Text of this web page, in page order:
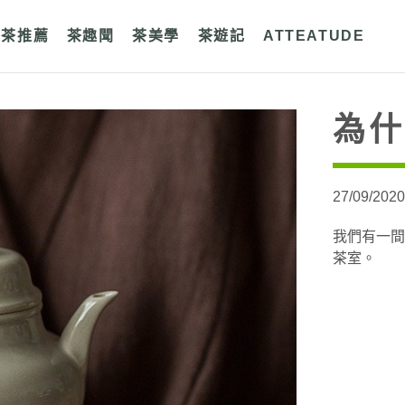
推薦 茶趣聞 茶美學 茶遊記 ATTEATUDE
為
27/09/
我們有一
茶室。